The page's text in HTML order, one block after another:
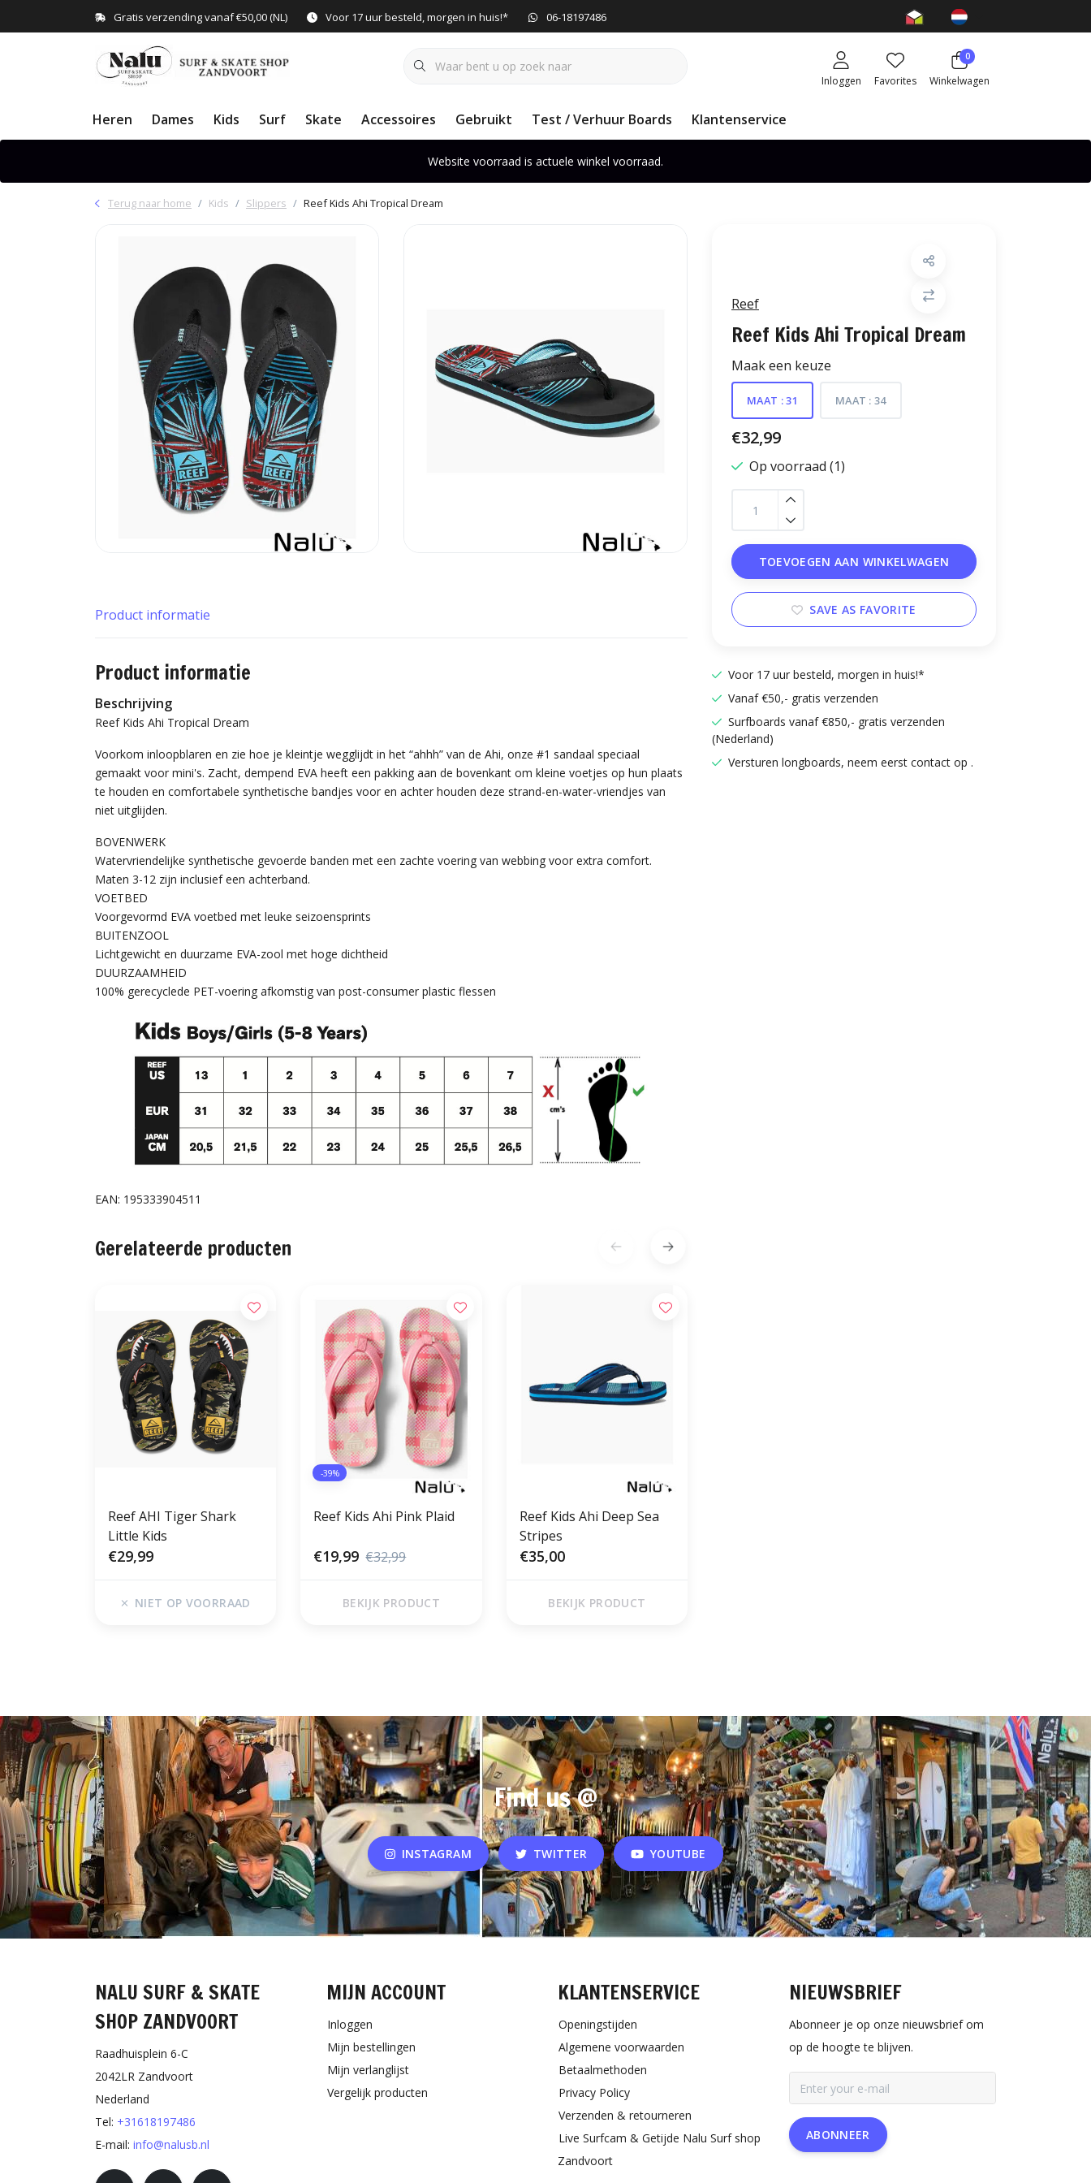
Gratis verzending vanaf €50,00 (NL) Voor 17 uur besteld, morgen in huis!* 06-18197486
Inloggen Favorites
0
Winkelwagen
Heren Dames Kids Surf Skate Accessoires Gebruikt Test / Verhuur Boards Klantenservice
Website voorraad is actuele winkel voorraad.
Terug naar home Kids Slippers Reef Kids Ahi Tropical Dream
Reef
Reef Kids Ahi Tropical Dream
Maak een keuze
MAAT : 31 MAAT : 34
€32,99
Op voorraad (1)
TOEVOEGEN AAN WINKELWAGEN
SAVE AS FAVORITE
Voor 17 uur besteld, morgen in huis!*
Vanaf €50,- gratis verzenden
Surfboards vanaf €850,- gratis verzenden
(Nederland)
Versturen longboards, neem eerst contact op .
Product informatie
Product informatie
Beschrijving
Reef Kids Ahi Tropical Dream
Voorkom inloopblaren en zie hoe je kleintje wegglijdt in het “ahhh” van de Ahi, onze #1 sandaal speciaal
gemaakt voor mini's. Zacht, dempend EVA heeft een pakking aan de bovenkant om kleine voetjes op hun plaats
te houden en comfortabele synthetische bandjes voor en achter houden deze strand-en-water-vriendjes van
niet uitglijden.
BOVENWERK
Watervriendelijke synthetische gevoerde banden met een zachte voering van webbing voor extra comfort.
Maten 3-12 zijn inclusief een achterband.
VOETBED
Voorgevormd EVA voetbed met leuke seizoensprints
BUITENZOOL
Lichtgewicht en duurzame EVA-zool met hoge dichtheid
DUURZAAMHEID
100% gerecyclede PET-voering afkomstig van post-consumer plastic flessen
EAN: 195333904511
Gerelateerde producten
Reef AHI Tiger Shark
Little Kids
€29,99
NIET OP VOORRAAD
-39%
Reef Kids Ahi Pink Plaid
€19,99 €32,99
BEKIJK PRODUCT
Reef Kids Ahi Deep Sea
Stripes
€35,00
BEKIJK PRODUCT
Find us @
INSTAGRAM TWITTER YOUTUBE
NALU SURF & SKATE
SHOP ZANDVOORT
Raadhuisplein 6-C
2042LR Zandvoort
Nederland
Tel: +31618197486
E-mail: info@nalusb.nl
MIJN ACCOUNT
Inloggen
Mijn bestellingen
Mijn verlanglijst
Vergelijk producten
KLANTENSERVICE
Openingstijden
Algemene voorwaarden
Betaalmethoden
Privacy Policy
Verzenden & retourneren
Live Surfcam & Getijde Nalu Surf shop
Zandvoort
NIEUWSBRIEF
Abonneer je op onze nieuwsbrief om
op de hoogte te blijven.
ABONNEER